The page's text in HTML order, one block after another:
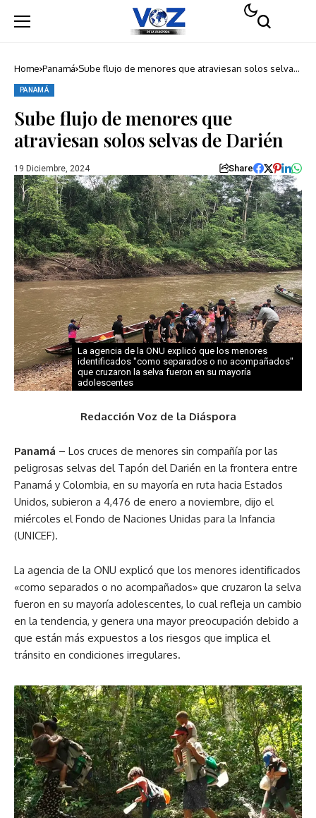
Home Panamá Sube flujo de menores que atraviesan solos selvas
PANAMÁ
Sube flujo de menores que
atraviesan solos selvas de Darién
19 Diciembre, 2024 Share
La agencia de la ONU explicó que los menores
identificados "como separados o no acompañados"
que cruzaron la selva fueron en su mayoría
adolescentes
Redacción Voz de la Diáspora
Panamá – Los cruces de menores sin compañía por las
peligrosas selvas del Tapón del Darién en la frontera entre
Panamá y Colombia, en su mayoría en ruta hacia Estados
Unidos, subieron a 4,476 de enero a noviembre, dijo el
miércoles el Fondo de Naciones Unidas para la Infancia
(UNICEF).
La agencia de la ONU explicó que los menores identificados
«como separados o no acompañados» que cruzaron la selva
fueron en su mayoría adolescentes, lo cual refleja un cambio
en la tendencia, y genera una mayor preocupación debido a
que están más expuestos a los riesgos que implica el
tránsito en condiciones irregulares.